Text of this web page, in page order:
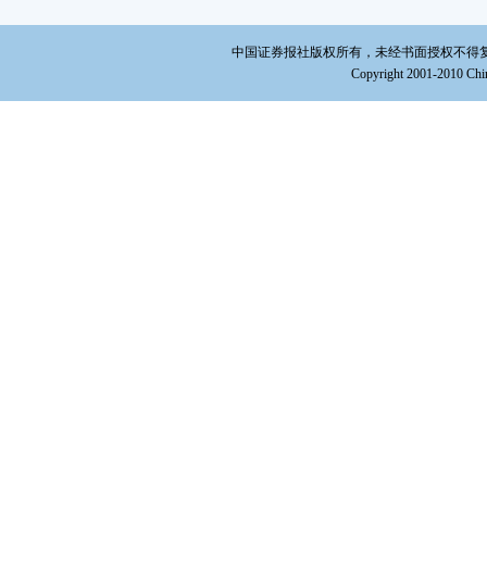
中国证券报社版权所有，未经书面授权不得
Copyright 2001-2010